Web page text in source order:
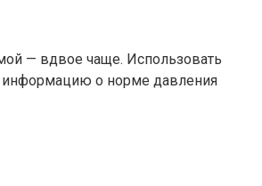
— вдвое чаще. Использовать
информацию о норме давления